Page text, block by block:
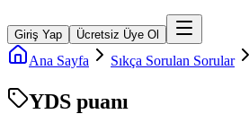
Giriş Yap Ücretsiz Üye Ol
Ana Sayfa Sıkça Sorulan Sorular
YDS puanı